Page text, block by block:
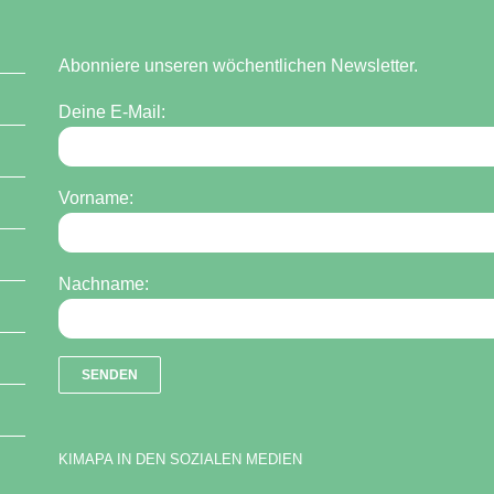
Abonniere unseren wöchentlichen Newsletter.
Deine E-Mail:
Vorname:
Nachname:
KIMAPA IN DEN SOZIALEN MEDIEN